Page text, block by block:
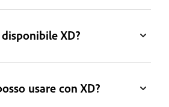
XD?
usare con XD?